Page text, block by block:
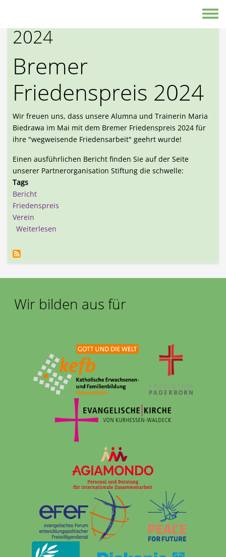
2024
Bremer
Friedenspreis 2024
Wir freuen uns, dass unsere Alumna und Trainerin Maria
Biedrawa im Mai mit dem Bremer Friedenspreis 2024 für
ihre "wegweisende Friedensarbeit" geehrt wurde!
Einen ausführlichen Bericht finden Sie auf der Seite
unserer Partnerorganisation Stiftung die schwelle:
Tags
Bericht
Friedenspreis
Verein
Weiterlesen
Wir bilden aus für